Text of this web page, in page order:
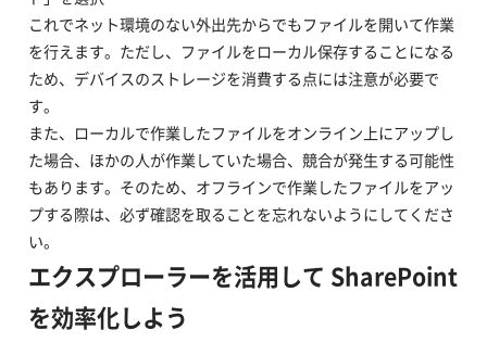
​これでネット環境のない外出先からでもファイルを開いて作業
を行えます。ただし、ファイルをローカル保存することになる
ため、デバイスのストレージを消費する点には注意が必要で
す。
​また、ローカルで作業したファイルをオンライン上にアップし
た場合、ほかの人が作業していた場合、競合が発生する可能性
もあります。そのため、オフラインで作業したファイルをアッ
プする際は、必ず確認を取ることを忘れないようにしてくださ
い。
​エクスプローラーを活用して SharePoint
を効率化しよう